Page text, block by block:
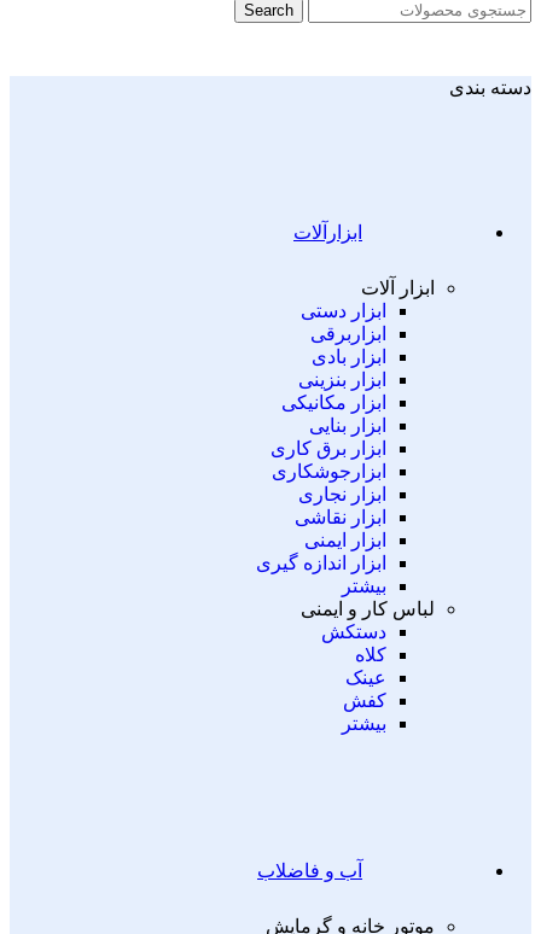
Search
دسته بندی
ابزارآلات
ابزار آلات
ابزار دستی
ابزاربرقی
ابزار بادی
ابزار بنزینی
ابزار مکانیکی
ابزار بنایی
ابزار برق کاری
ابزارجوشکاری
ابزار نجاری
ابزار نقاشی
ابزار ایمنی
ابزار اندازه گیری
بیشتر
لباس کار و ایمنی
دستکش
کلاه
عینک
کفش
بیشتر
آب و فاضلاب
موتور خانه و گرمایش